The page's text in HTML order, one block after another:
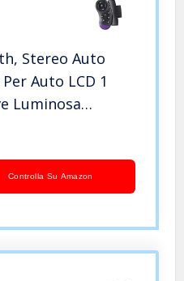
Stereo Auto
Auto LCD 1
Luminosa
FM/
Due porte
Controlla Su Amazon